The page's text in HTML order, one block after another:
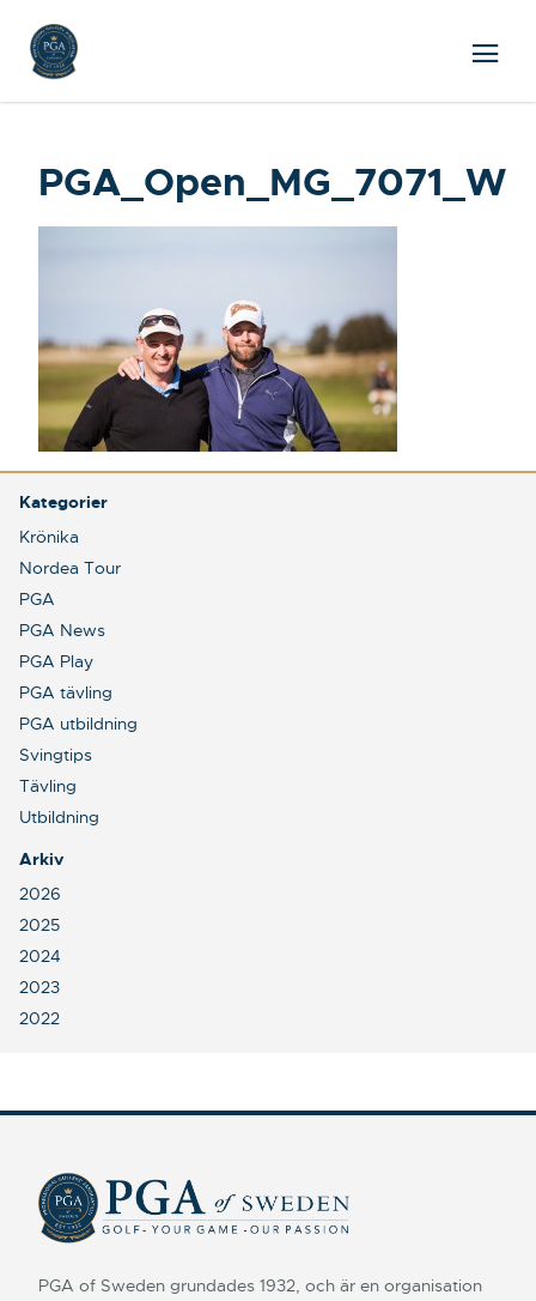
PGA_Open_MG_7071_W
Kategorier
Krönika
Nordea Tour
PGA
PGA News
PGA Play
PGA tävling
PGA utbildning
Svingtips
Tävling
Utbildning
Arkiv
2026
2025
2024
2023
2022
PGA of Sweden grundades 1932, och är en organisation